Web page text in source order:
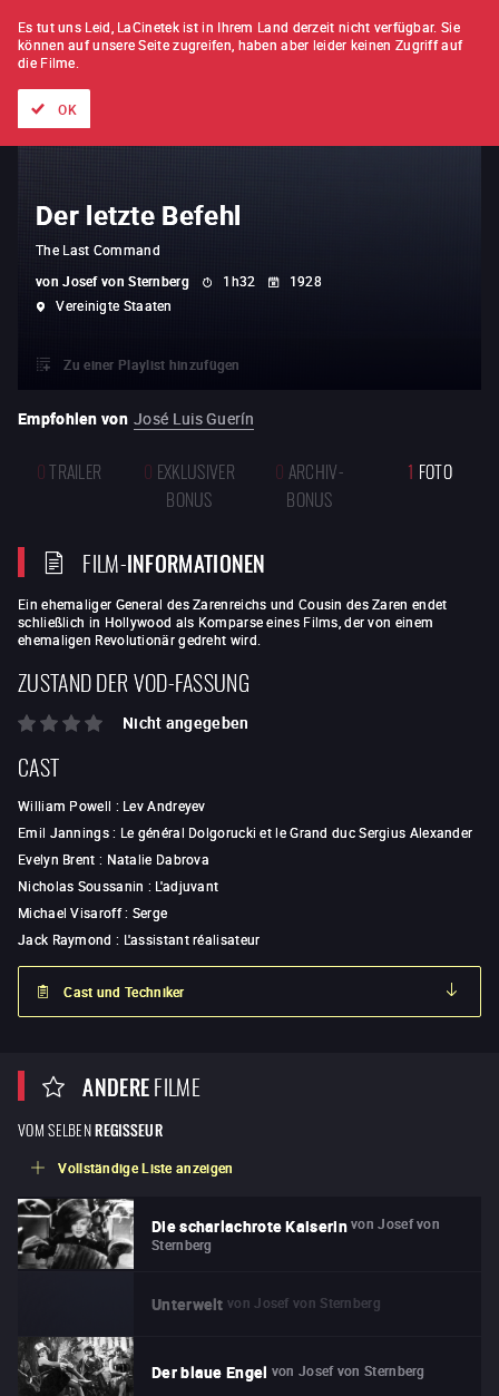
FILM FÜR FILM ABONNEMENT
Der letzte Befehl
The Last Command
von Josef von Sternberg 1h32
1928
Vereinigte Staaten
Zu einer Playlist hinzufügen
Empfohlen von José Luis Guerín
0TRAILER 0 EXKLUSIVER
BONUS
0 ARCHIV-
BONUS
1 FOTO
FILM-INFORMATIONEN
Ein ehemaliger General des Zarenreichs und Cousin des Zaren endet
schließlich in Hollywood als Komparse eines Films, der von einem
ehemaligen Revolutionär gedreht wird.
ZUSTAND DER VOD-FASSUNG
Nicht angegeben
CAST
William Powell : Lev Andreyev
Emil Jannings: Le général Dolgorucki et le Grand duc Sergius Alexander
Evelyn Brent : Natalie Dabrova
Nicholas Soussanin : L'adjuvant
Michael Visaroff: Serge
Jack Raymond : L'assistant réalisateur
Cast und Techniker
ANDEREFILME
VOM SELBENREGISSEUR
Vollständige Liste anzeigen
Die scharlachrote Kaiserin von Josef von
Sternberg
Unterwelt von Josef von Sternberg
Der blaue Engel von Josef von Sternberg
Es tut uns Leid, LaCinetek ist in Ihrem Land derzeit nicht verfügbar. Sie
können auf unsere Seite zugreifen, haben aber leider keinen Zugriff auf
die Filme.
OK